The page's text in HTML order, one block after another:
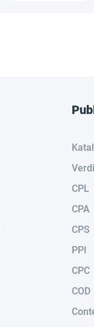
CPL
CPA
CPS
PPI
CPC
COD